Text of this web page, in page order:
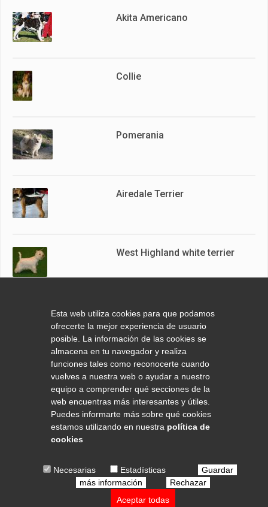
Akita Americano
Collie
Pomerania
Airedale Terrier
West Highland white terrier
Alaskan Malamute
Dogo Aleman
Esta web utiliza cookies para que podamos
ofrecerte la mejor experiencia de usuario
posible. La información de las cookies se
almacena en tu navegador y realiza
funciones tales como reconocerte cuando
vuelves a nuestra web o ayudar a nuestro
equipo a comprender qué secciones de la
web encuentras más interesantes y útiles.
Puedes informarte más sobre qué cookies
estamos utilizando en nuestra política de
cookies
Necesarias Estadísticas
Guardar
más información
Rechazar
Aceptar todas
DERECHOS RESERVADOS.AVISO LEGAL|POLÍTICA DE
POLÍTICA DE COOKIES|CONDICIONES DE USO